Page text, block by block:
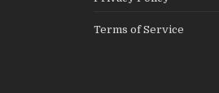
Terms of Service